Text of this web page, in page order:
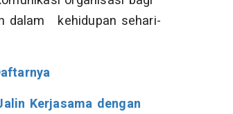
dalam kehidupan sehari-
Kerjasama dengan